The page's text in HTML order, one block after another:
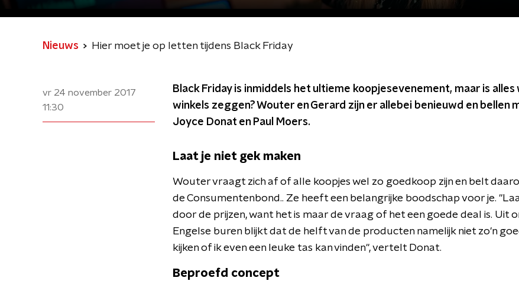
Nieuws Hier moet je op letten tijdens Black Friday
vr 24 november 2017
11:30
Black Friday is inmiddels het ultieme koopjesevenement, maar is
winkels zeggen? Wouter en Gerard zijn er allebei benieuwd en bellen
Joyce Donat en Paul Moers.
Laat je niet gek maken
Wouter vraagt zich af of alle koopjes wel zo goedkoop zijn en belt
de Consumentenbond.. Ze heeft een belangrijke boodschap voor je.
door de prijzen, want het is maar de vraag of het een goede deal is. Uit
Engelse buren blijkt dat de helft van de producten namelijk niet zo'n
kijken of ik even een leuke tas kan vinden", vertelt Donat.
Beproefd concept